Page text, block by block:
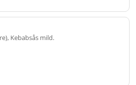
Kebabsås mild.